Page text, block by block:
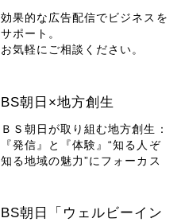
効果的な広告配信でビジネスを
サポート。
お気軽にご相談ください。
BS朝日×地方創生
ＢＳ朝日が取り組む地方創生：
『発信』と『体験』“知る人ぞ
知る地域の魅力”にフォーカス
BS朝日「ウェルビーイン